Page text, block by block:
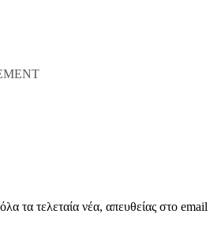
τα τελεταία νέα, απευθείας στο email